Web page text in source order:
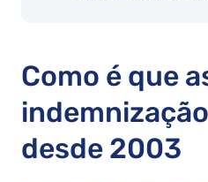
Como é que
desde 2003